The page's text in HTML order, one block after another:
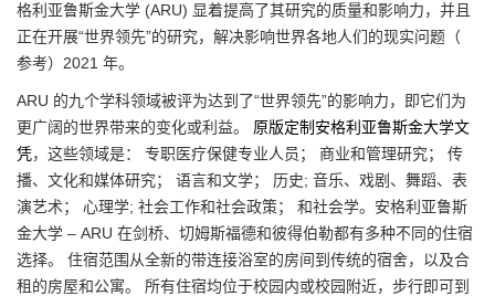
格利亚鲁斯金大学 (ARU) 显着提高了其研究的质量和影响力，并且
正在开展“世界领先”的研究，解决影响世界各地人们的现实问题（
参考）2021 年。
ARU 的九个学科领域被评为达到了“世界领先”的影响力，即它们为
更广阔的世界带来的变化或利益。 原版定制安格利亚鲁斯金大学文
凭，这些领域是： 专职医疗保健专业人员； 商业和管理研究； 传
播、文化和媒体研究； 语言和文学； 历史; 音乐、戏剧、舞蹈、表
演艺术； 心理学; 社会工作和社会政策； 和社会学。安格利亚鲁斯
金大学 – ARU 在剑桥、切姆斯福德和彼得伯勒都有多种不同的住宿
选择。 住宿范围从全新的带连接浴室的房间到传统的宿舍，以及合
租的房屋和公寓。 所有住宿均位于校园内或校园附近，步行即可到